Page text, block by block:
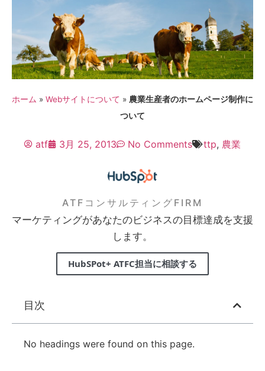
ホーム » Webサイトについて » 農業生産者のホームページ制作に
ついて
atf 3月 25, 2013 No Comments ttp, 農業
ATFコンサルティングFIRM
マーケティングがあなたのビジネスの目標達成を支援
します。
HubSPot+ ATFC担当に相談する
目次
No headings were found on this page.